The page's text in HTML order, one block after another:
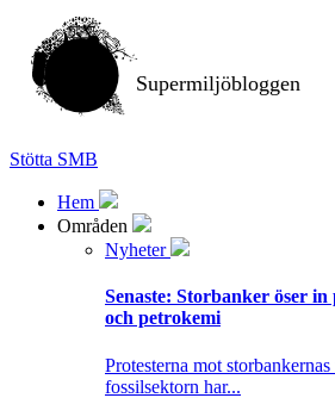
Supermiljöbloggen
Stötta SMB
Hem
Områden
Nyheter
Senaste: Storbanker öser in
och petrokemi
Protesterna mot
fossilsektorn har...